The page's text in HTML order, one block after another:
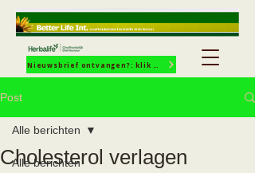
Post
Alle berichten
Alle berichten
Cholesterol verlagen